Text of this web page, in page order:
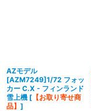
AZモデル
[AZM7249]1/72 フォッ
カー C.X - フィンランド
雪上機 [ 【お取り寄せ商
品】 ]